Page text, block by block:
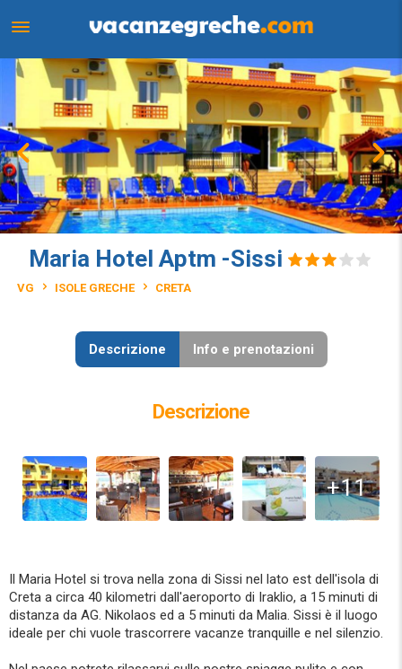
Maria Hotel Aptm -Sissi
VG ISOLE GRECHE CRETA
Descrizione Info e prenotazioni
Descrizione
+11
Il Maria Hotel si trova nella zona di Sissi nel lato est dell'isola di
Creta a circa 40 kilometri dall'aeroporto di Iraklio, a 15 minuti di
distanza da AG. Nikolaos ed a 5 minuti da Malia. Sissi è il luogo
ideale per chi vuole trascorrere vacanze tranquille e nel silenzio.